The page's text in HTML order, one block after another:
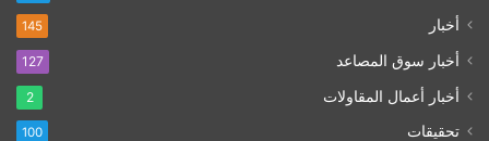
أخبار 145
أخبار سوق المصاعد 127
أخبار أعمال المقاولات 2
تحقيقات 100